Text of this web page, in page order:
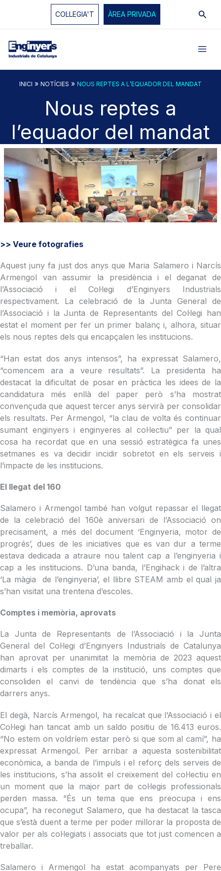
COL·LEGIA'T ÀREA PRIVADA
INICI » NOTÍCIES » NOUS REPTES A L’EQUADOR DEL MANDAT
Nous reptes a
l’equador del mandat
>> Veure fotografies
Aquest juny fa just dos anys que Maria Salamero i Narcís
Armengol van assumir la presidència i el deganat de
l’Associació i el Col·legi d’Enginyers Industrials
respectivament. La celebració de la Junta General de
l’Associació i la Junta de Representants del Col·legi han
estat el moment per fer un primer balanç i, alhora, situar
els nous reptes dels qui encapçalen les institucions.
“Han estat dos anys intensos”, ha expressat Salamero,
“comencem ara a veure resultats”. La presidenta ha
destacat la dificultat de posar en pràctica les idees de la
candidatura més enllà del paper però s’ha mostrat
convençuda que aquest tercer anys servirà per consolidar
els resultats. Per Armengol, “la clau de volta és continuar
sumant enginyers i enginyeres al col·lectiu” per la qual
cosa ha recordat que en una sessió estratègica fa unes
setmanes es va decidir incidir sobretot en els serveis i
l’impacte de les institucions.
El llegat del 160
Salamero i Armengol també han volgut repassar el llegat
de la celebració del 160è aniversari de l’Associació on
precisament, a més del document ‘Enginyeria, motor de
progrés’, dues de les iniciatives que es van dur a terme
estava dedicada a atraure nou talent cap a l’enginyeria i
cap a les institucions. D’una banda, l’Engihack i de l’altra
‘La màgia de l’enginyeria’, el llibre STEAM amb el qual ja
s’han visitat una trentena d’escoles.
Comptes i memòria, aprovats
La Junta de Representants de l’Associació i la Junta
General del Col·legi d’Enginyers Industrials de Catalunya
han aprovat per unanimitat la memòria de 2023 aquest
dimarts i els comptes de la institució, uns comptes que
consoliden el canvi de tendència que s’ha donat els
darrers anys.
El degà, Narcís Armengol, ha recalcat que l’Associació i el
Col·legi han tancat amb un saldo positiu de 16.413 euros.
“No estem on voldríem estar però si que som al camí”, ha
expressat Armengol. Per arribar a aquesta sostenibilitat
econòmica, a banda de l’impuls i el reforç dels serveis de
les institucions, s’ha assolit el creixement del col·lectiu en
un moment que la major part de col·legis professionals
perden massa. “És un tema que ens preocupa i ens
ocupa”, ha reconegut Salamero, que ha destacat la tasca
que s’està duent a terme per poder millorar la proposta de
valor per als col·legiats i associats que tot just comencen a
treballar.
Salamero i Armengol ha estat acompanyats per Pere